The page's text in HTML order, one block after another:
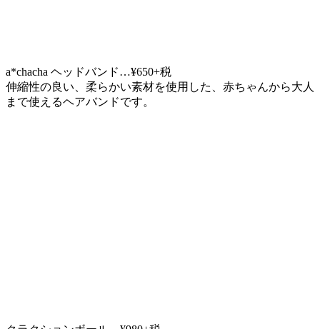
a*chacha ヘッドバンド…¥650+税
伸縮性の良い、柔らかい素材を使用した、赤ちゃんから大人
まで使えるヘアバンドです。